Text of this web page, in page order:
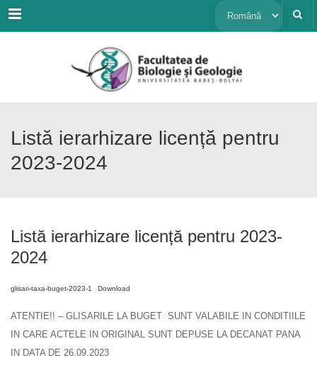
Menu Alege
limbă
Listă ierarhizare licență pentru
2023-2024
Listă ierarhizare licență pentru 2023-
2024
glisari-taxa-buget-2023-1 Download
ATENTIE!! – GLISARILE LA BUGET SUNT VALABILE IN CONDITIILE
IN CARE ACTELE IN ORIGINAL SUNT DEPUSE LA DECANAT PANA
IN DATA DE 26.09.2023